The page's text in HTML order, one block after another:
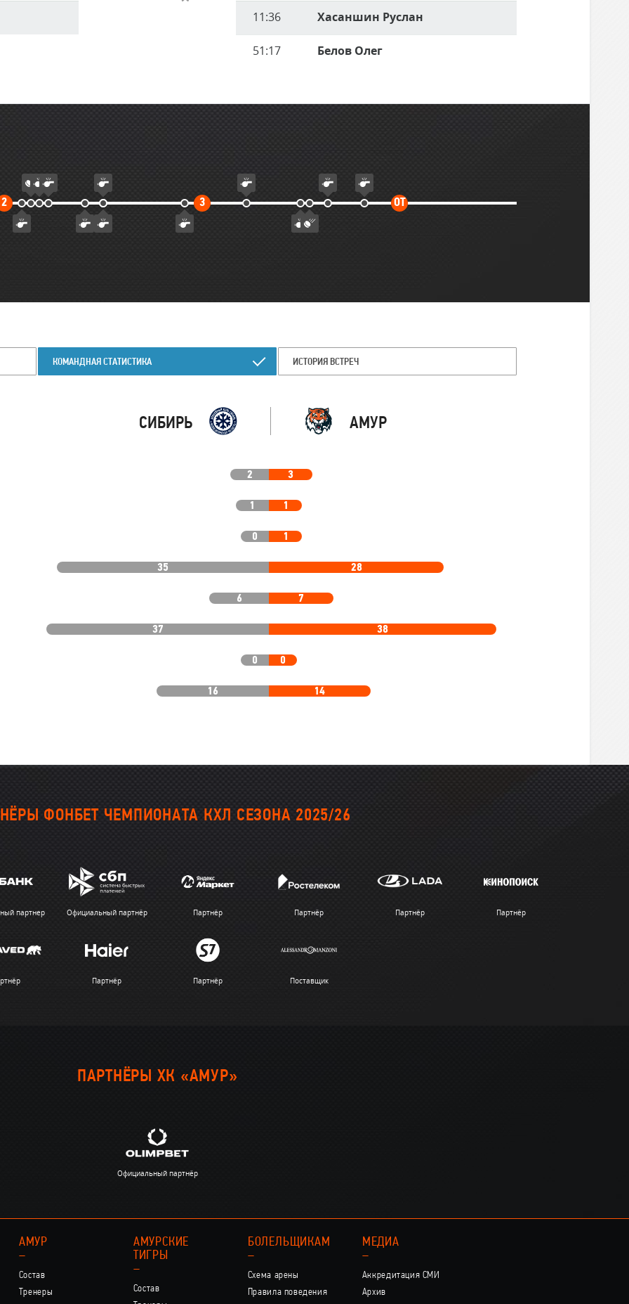
11:36 Хасаншин Руслан
51:17 Белов Олег
2Второй
тайм
3Третий
ОТДополнительное
КОМАНДНАЯ СТАТИСТИКА ИСТОРИЯ ВСТРЕЧ
СИБИРЬ АМУР
2 3
1 1
0 1
35 28
6 7
37 38
0 0
16 14
ФОНБЕТ ЧЕМПИОНАТА КХЛ СЕЗОНА 2025/26
партнер Официальный партнёр Партнёр Партнёр Партнёр Партнёр
Партнёр Партнёр Поставщик
ПАРТНЁРЫ ХК «АМУР»
Официальный партнёр
АМУР
–
Состав
Тренеры
АМУРСКИЕ
ТИГРЫ
–
Состав
БОЛЕЛЬЩИКАМ
–
Схема арены
Правила поведения
МЕДИА
–
Аккредитация СМИ
Архив